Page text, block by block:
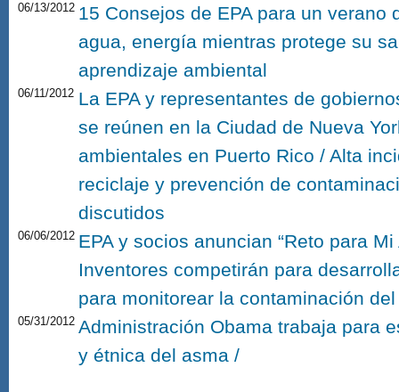
06/13/2012 15 Consejos de EPA para un verano
agua, energía mientras protege su
aprendizaje ambiental
06/11/2012 La EPA y representantes de
se reúnen en la Ciudad de Nueva
ambientales en Puerto Rico / Alta
reciclaje y prevención de
discutidos
06/06/2012 EPA y socios anuncian “Reto para
Inventores competirán para
para monitorear la contaminación
05/31/2012 Administración Obama trabaja para
y étnica del asma /